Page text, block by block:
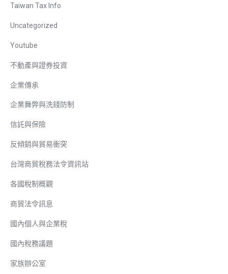
Taiwan Tax Info
Uncategorized
Youtube
不動產與證券投資
企業傳承
企業舞弊與洗錢防制
信託與保險
反傾銷與貿易衝突
台灣商貿稅務法令資訊站
各國稅制概觀
商貿法令訊息
國內個人與企業稅
國內稅務議題
家族辦公室